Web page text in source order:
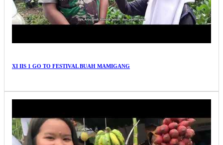
XI IIS 1 GO TO FESTIVAL BUAH MAMIGANG